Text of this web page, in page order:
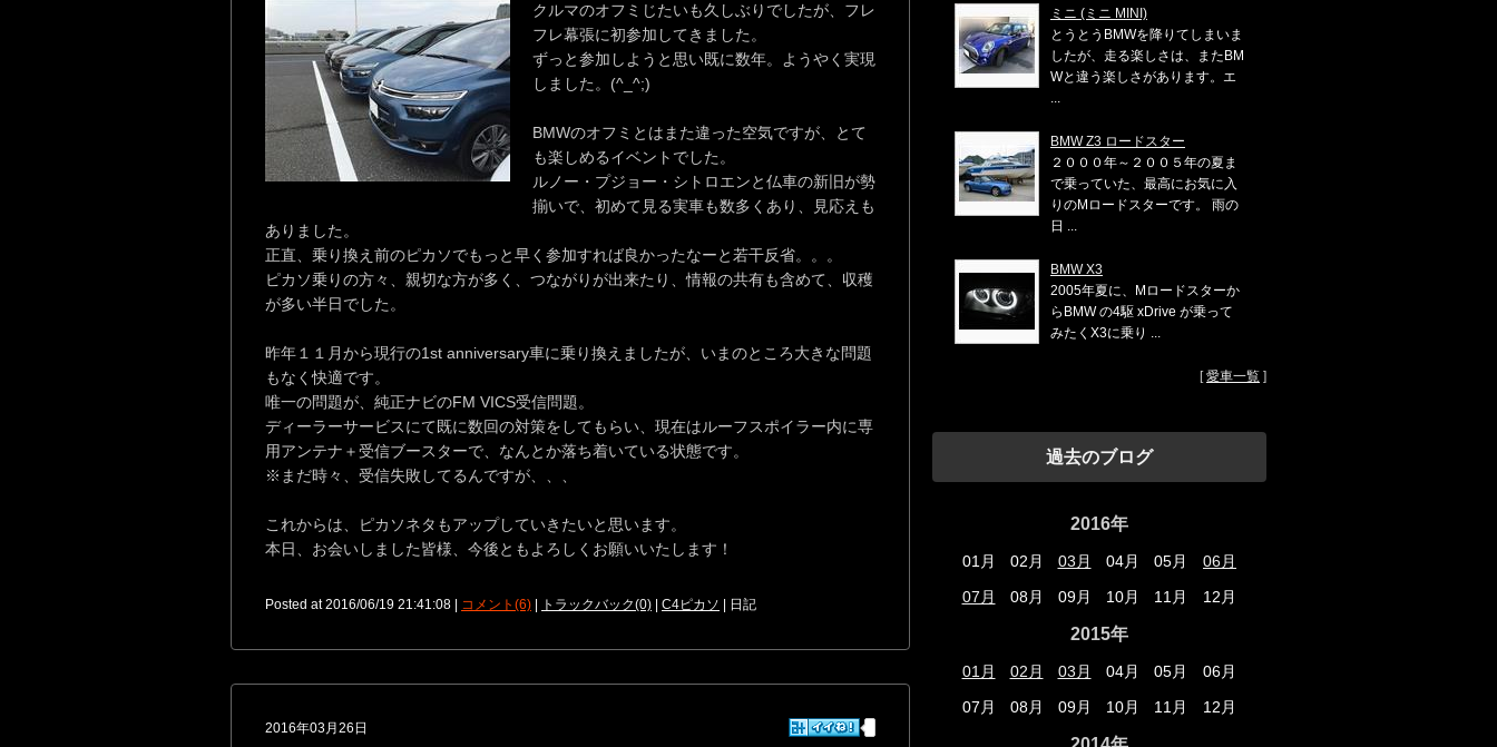
クルマのオフミじたいも久しぶりでしたが、フレ
フレ幕張に初参加してきました。
ずっと参加しようと思い既に数年。ようやく実現
しました。(^_^;)
BMWのオフミとはまた違った空気ですが、とて
も楽しめるイベントでした。
ルノー・プジョー・シトロエンと仏車の新旧が勢
揃いで、初めて見る実車も数多くあり、見応えも
ありました。
正直、乗り換え前のピカソでもっと早く参加すれば良かったなーと若干反省。。。
ピカソ乗りの方々、親切な方が多く、つながりが出来たり、情報の共有も含めて、収穫
が多い半日でした。
昨年１１月から現行の1st anniversary車に乗り換えましたが、いまのところ大きな問題
もなく快適です。
唯一の問題が、純正ナビのFM VICS受信問題。
ディーラーサービスにて既に数回の対策をしてもらい、現在はルーフスポイラー内に専
用アンテナ＋受信ブースターで、なんとか落ち着いている状態です。
※まだ時々、受信失敗してるんですが、、、
これからは、ピカソネタもアップしていきたいと思います。
本日、お会いしました皆様、今後ともよろしくお願いいたします！
Posted at 2016/06/19 21:41:08 | コメント(6) トラックバック(0) C4ピカソ | 日記
2016年03月26日
ミニ (ミニ MINI)
とうとうBMWを降りてしまいま
したが、走る楽しさは、またBM
Wと違う楽しさがあります。エ
...
BMW Z3 ロードスター
２０００年～２００５年の夏ま
で乗っていた、最高にお気に入
りのMロードスターです。 雨の
日 ...
BMW X3
2005年夏に、Mロードスターか
らBMW の4駆 xDrive が乗って
みたくX3に乗り ...
[愛車一覧 ]
過去のブログ
2016年
01月 02月 03月 04月 05月
06月
07月
08月 09月 10月 11月 12月
2015年
01月 02月 03月 04月 05月
06月
07月
08月 09月 10月 11月 12月